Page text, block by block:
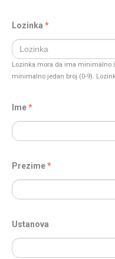
Lozinka
Lozinka mora da ima minimalno
minimalno jedan broj (0-9).
Ime
Prezime
Ustanova